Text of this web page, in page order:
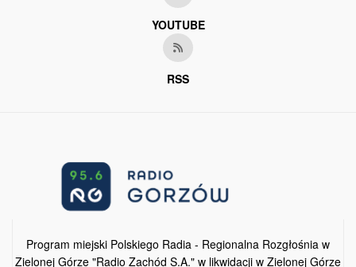
YOUTUBE
RSS
Program miejski Polskiego Radia - Regionalna Rozgłośnia w
Zielonej Górze "Radio Zachód S.A." w likwidacji w Zielonej Górze